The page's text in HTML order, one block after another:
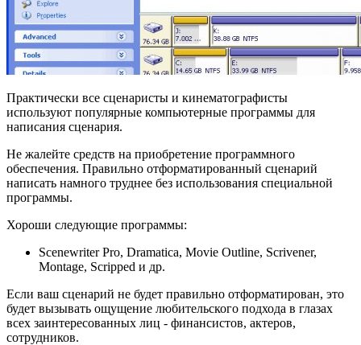
Практически все сценаристы и кинематографисты
используют популярные компьютерные программы для
написания сценария.
Не жалейте средств на приобретение программного
обеспечения. Правильно отформатированный сценарий
написать намного труднее без использования специальной
программы.
Хороши следующие программы:
Scenewriter Pro, Dramatica, Movie Outline, Scrivener,
Montage, Scripped и др.
Если ваш сценарий не будет правильно отформатирован, это
будет вызывать ощущение любительского подхода в глазах
всех заинтересованных лиц - финансистов, актеров,
сотрудников.